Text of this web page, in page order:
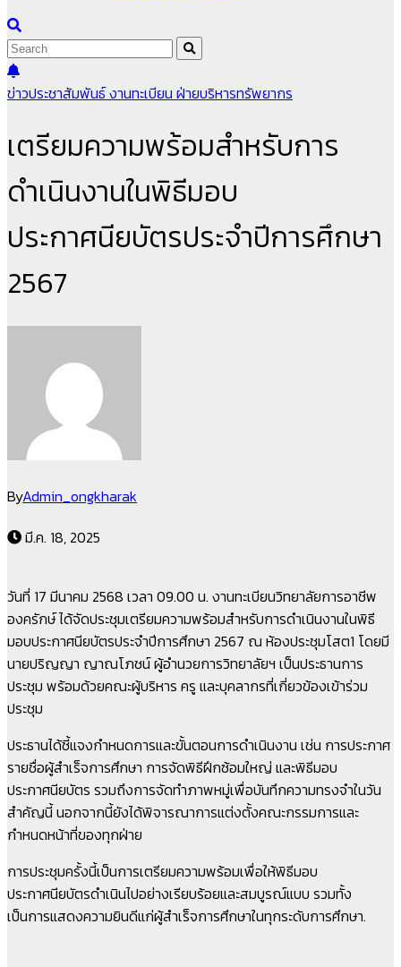
ข่าวประชาสัมพันธ์งานทะเบียน ฝ่ายบริหารทรัพยากร
เตรียมความพร้อมสำหรับการ
ดำเนินงานในพิธีมอบ
ประกาศนียบัตรประจำปีการศึกษา
2567
ByAdmin_ongkharak
มี.ค. 18, 2025
วันที่ 17 มีนาคม 2568 เวลา 09.00 น. งานทะเบียนวิทยาลัยการอาชีพ
องครักษ์ ได้จัดประชุมเตรียมความพร้อมสำหรับการดำเนินงานในพิธี
มอบประกาศนียบัตรประจำปีการศึกษา 2567 ณ ห้องประชุมโสต1 โดยมี
นายปริญญา ญาณโภชน์ ผู้อำนวยการวิทยาลัยฯ เป็นประธานการ
ประชุม พร้อมด้วยคณะผู้บริหาร ครู และบุคลากรที่เกี่ยวข้องเข้าร่วม
ประชุม
ประธานได้ชี้แจงกำหนดการและขั้นตอนการดำเนินงาน เช่น การประกาศ
รายชื่อผู้สำเร็จการศึกษา การจัดพิธีฝึกซ้อมใหญ่ และพิธีมอบ
ประกาศนียบัตร รวมถึงการจัดทำภาพหมู่เพื่อบันทึกความทรงจำในวัน
สำคัญนี้ นอกจากนี้ยังได้พิจารณาการแต่งตั้งคณะกรรมการและ
กำหนดหน้าที่ของทุกฝ่าย
การประชุมครั้งนี้เป็นการเตรียมความพร้อมเพื่อให้พิธีมอบ
ประกาศนียบัตรดำเนินไปอย่างเรียบร้อยและสมบูรณ์แบบ รวมทั้ง
เป็นการแสดงความยินดีแก่ผู้สำเร็จการศึกษาในทุกระดับการศึกษา.